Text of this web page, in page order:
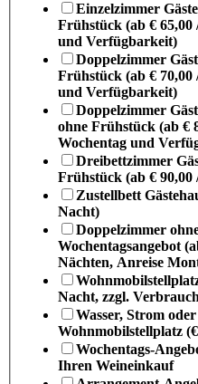
Einzelzimmer
Frühstück (ab € 65,00
und Verfügbarkeit)
Doppelzimmer
Frühstück (ab € 70,00
und Verfügbarkeit)
Doppelzimmer
ohne Frühstück (ab €
Wochentag und
Dreibettzimmer
Frühstück (ab € 90,00
Zustellbett
Nacht)
Doppelzimmer
Wochentagsangebot
Nächten, Anreise
Nacht, zzgl.
Wasser, Strom
Wohnmobilstellplatz
Wochentags-
Ihren Weineinkauf